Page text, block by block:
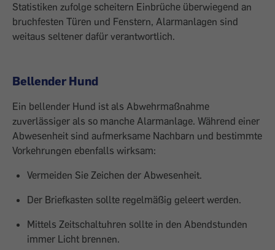
Statistiken zufolge scheitern Einbrüche überwiegend an
bruchfesten Türen und Fenstern, Alarmanlagen sind
weitaus ­seltener dafür verantwortlich.
Bellender Hund
Ein bellender Hund ist als Abwehrmaßnahme
zuverlässiger als so manche Alarmanlage. Während einer
Abwesenheit sind aufmerk­same Nachbarn und bestimmte
Vorkehrungen ebenfalls wirksam:
Vermeiden Sie Zeichen der Abwesenheit.
Der Briefkasten sollte regel­mäßig geleert werden.
Mittels Zeitschaltuhren sollte in den Abendstunden
immer Licht brennen.